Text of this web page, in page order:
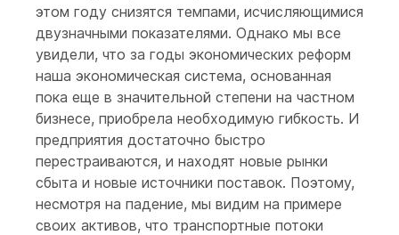
этом году снизятся темпами, исчисляющимися
двузначными показателями. Однако мы все
увидели, что за годы экономических реформ
наша экономическая система, основанная
пока еще в значительной степени на частном
бизнесе, приобрела необходимую гибкость. И
предприятия достаточно быстро
перестраиваются, и находят новые рынки
сбыта и новые источники поставок. Поэтому,
несмотря на падение, мы видим на примере
своих активов, что транспортные потоки